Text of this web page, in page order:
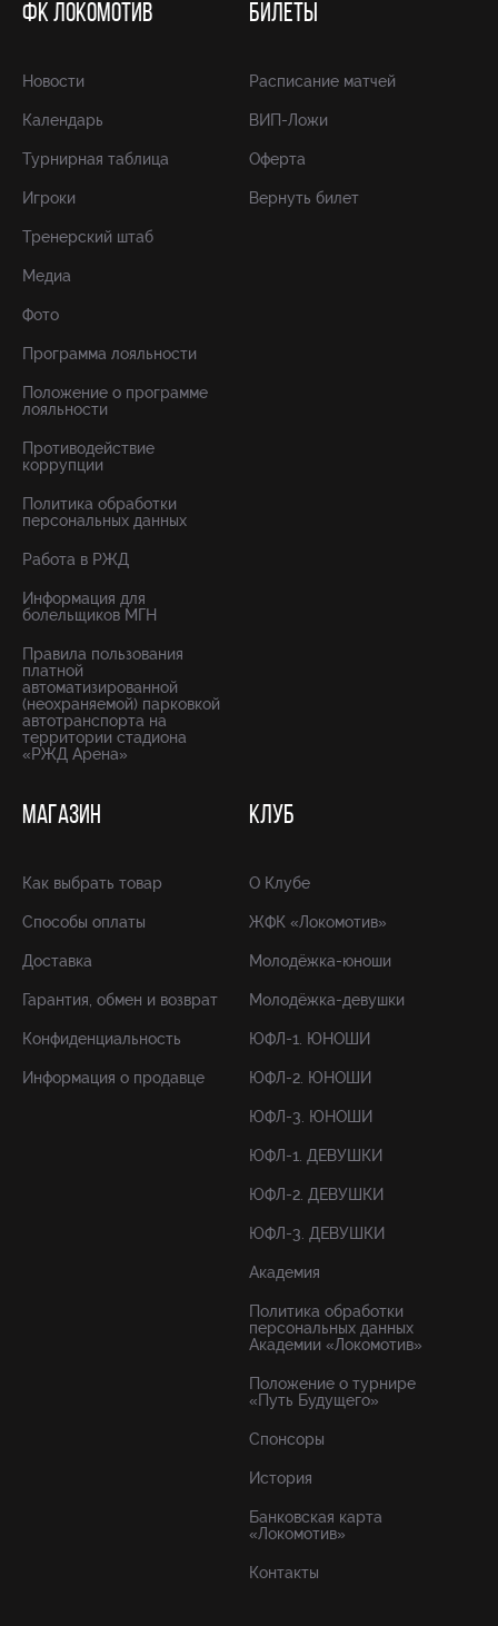
ФК ЛОКОМОТИВ
Новости
Календарь
Турнирная таблица
Игроки
Тренерский штаб
Медиа
Фото
Программа лояльности
Положение о программе
лояльности
Противодействие
коррупции
Политика обработки
персональных данных
Работа в РЖД
Информация для
болельщиков МГН
Правила пользования
платной
автоматизированной
(неохраняемой) парковкой
автотранспорта на
территории стадиона
«РЖД Арена»
БИЛЕТЫ
Расписание матчей
ВИП-Ложи
Оферта
Вернуть билет
МАГАЗИН
Как выбрать товар
Способы оплаты
Доставка
Гарантия, обмен и возврат
Конфиденциальность
Информация о продавце
КЛУБ
О Клубе
ЖФК «Локомотив»
Молодёжка-юноши
Молодёжка-девушки
ЮФЛ-1. ЮНОШИ
ЮФЛ-2. ЮНОШИ
ЮФЛ-3. ЮНОШИ
ЮФЛ-1. ДЕВУШКИ
ЮФЛ-2. ДЕВУШКИ
ЮФЛ-3. ДЕВУШКИ
Академия
Политика обработки
персональных данных
Академии «Локомотив»
Положение о турнире
«Путь Будущего»
Спонсоры
История
Банковская карта
«Локомотив»
Контакты